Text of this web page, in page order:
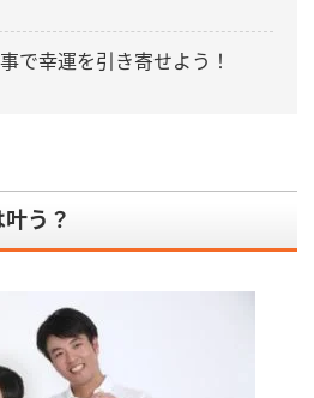
で幸運を引き寄せよう！
う？